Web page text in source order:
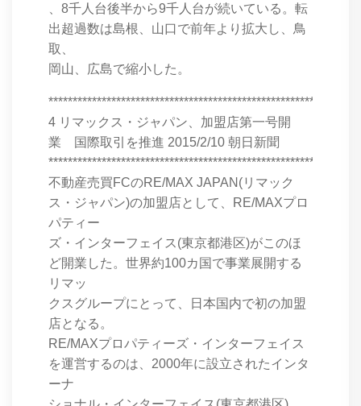
、8千人台後半から9千人台が続いている。転
出超過数は島根、山口で前年より拡大し、鳥
取、
岡山、広島で縮小した。
4 リマックス・ジャパン、加盟店第一号開
業 国際取引を推進 2015/2/10 朝日新聞
不動産売買FCのRE/MAX JAPAN(リマック
ス・ジャパン)の加盟店として、RE/MAXプロ
パティー
ズ・インターフェイス(東京都港区)がこのほ
ど開業した。世界約100カ国で事業展開する
リマッ
クスグループにとって、日本国内で初の加盟
店となる。
RE/MAXプロパティーズ・インターフェイス
を運営するのは、2000年に設立されたインタ
ーナ